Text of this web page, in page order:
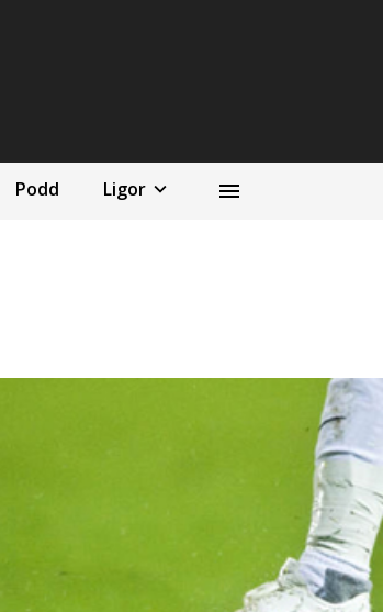
Podd Ligor